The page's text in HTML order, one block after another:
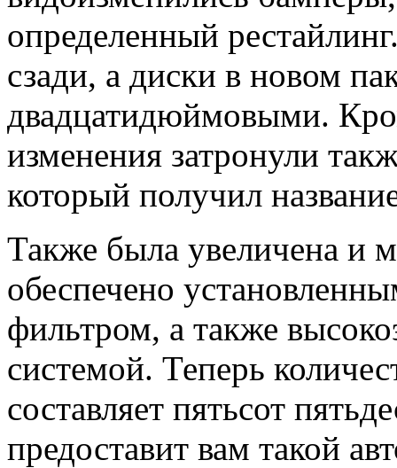
определенный
сзади, а диски в новом
двадцатидюймовыми.
изменения затронули
который получил
Также была увеличена и
обеспечено
фильтром, а также
системой. Теперь
составляет пятьсот
предоставит вам такой